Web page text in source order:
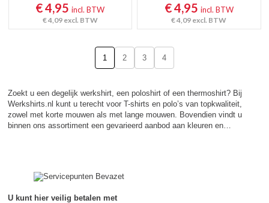
€ 4,95incl. BTW
€ 4,09 excl. BTW
€ 4,95 incl. BTW
€ 4,09 excl. BTW
1 2 3 4
Zoekt u een degelijk werkshirt, een poloshirt of een thermoshirt? Bij
Werkshirts.nl kunt u terecht voor T-shirts en polo’s van topkwaliteit,
zowel met korte mouwen als met lange mouwen. Bovendien vindt u
binnen ons assortiment een gevarieerd aanbod aan kleuren en…
U kunt hier veilig betalen met